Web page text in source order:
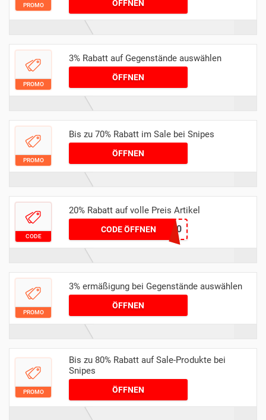
PROMO ÖFFNEN
PROMO
3% Rabatt auf Gegenstände auswählen
ÖFFNEN
PROMO
Bis zu 70% Rabatt im Sale bei Snipes
ÖFFNEN
CODE
20% Rabatt auf volle Preis Artikel
CODE ÖFFNENSALE20
PROMO
3% ermäßigung bei Gegenstände auswählen
ÖFFNEN
PROMO
Bis zu 80% Rabatt auf Sale-Produkte bei
Snipes
ÖFFNEN